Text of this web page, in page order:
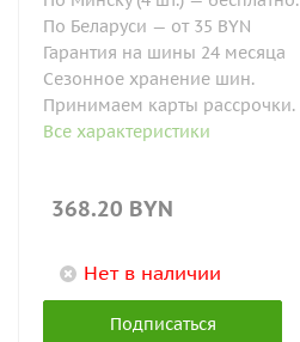
По Беларуси — от 35 BYN
Гарантия на шины 24 месяца
Сезонное хранение шин.
Принимаем карты рассрочки.
Все характеристики
368.20 BYN
Нет в наличии
Подписаться